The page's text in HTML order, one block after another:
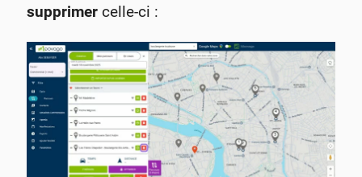
supprimer celle-ci :